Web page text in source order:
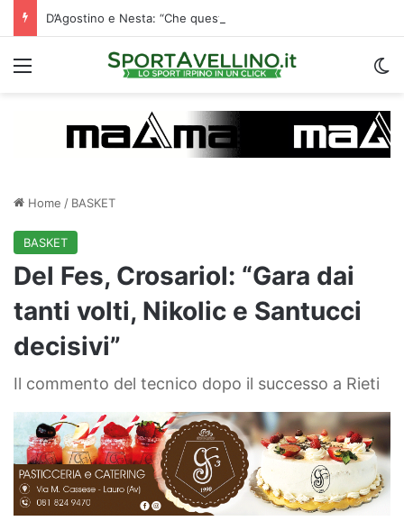
Menu
Home / BASKET
BASKET
Del Fes, Crosariol: “Gara dai
tanti volti, Nikolic e Santucci
decisivi”
Il commento del tecnico dopo il successo a Rieti